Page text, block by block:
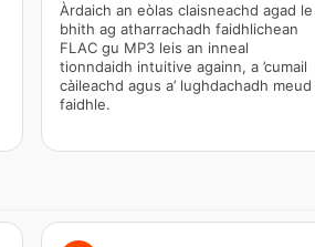
Àrdaich an eòlas claisneachd agad le
bhith ag atharrachadh faidhlichean
FLAC gu MP3 leis an inneal
tionndaidh intuitive againn, a ’cumail
càileachd agus a’ lughdachadh meud
faidhle.